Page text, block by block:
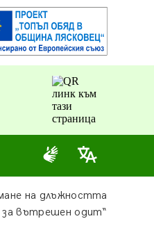
на длъжността
за вътрешен одит“